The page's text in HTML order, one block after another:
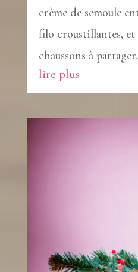
crème de semoule
filo croustillantes, et
chaussons à partager.
lire plus